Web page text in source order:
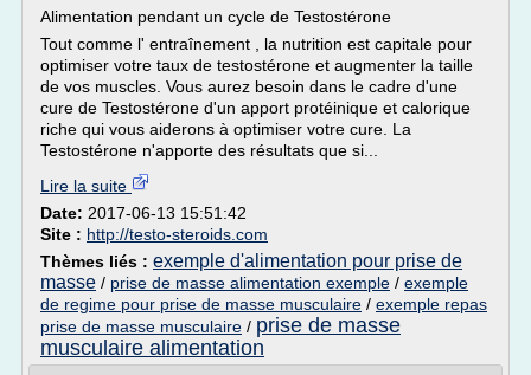
Alimentation pendant un cycle de Testostérone
Tout comme l' entraînement , la nutrition est capitale pour
optimiser votre taux de testostérone et augmenter la taille
de vos muscles. Vous aurez besoin dans le cadre d'une
cure de Testostérone d'un apport protéinique et calorique
riche qui vous aiderons à optimiser votre cure. La
Testostérone n'apporte des résultats que si...
Lire la suite
Date: 2017-06-13 15:51:42
Site : http://testo-steroids.com
Thèmes liés : exemple d'alimentation pour prise de
masse / prise de masse alimentation exemple / exemple
de regime pour prise de masse musculaire / exemple repas
prise de masse musculaire / prise de masse
musculaire alimentation